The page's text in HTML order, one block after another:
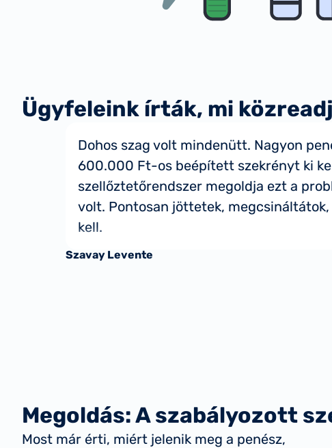
Ügyfeleink írták, mi
Dohos szag volt mindenütt. Nagyon
600.000 Ft-os beépített szekrényt ki
szellőztetőrendszer megoldja ezt a
volt. Pontosan jöttetek,
kell.
Szavay Levente
Megoldás: A szabályozott
Most már érti, miért jelenik meg a penész,